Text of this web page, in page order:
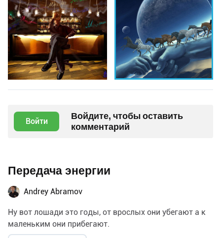
Войти
Войдите, чтобы оставить
комментарий
Передача энергии
Andrey Abramov
Ну вот лошади это годы, от врослых они убегают а к
маленьким они прибегают.